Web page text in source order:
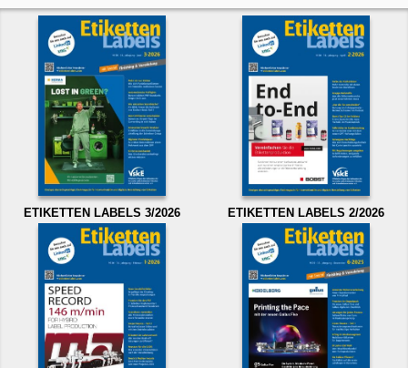
ETIKETTEN LABELS 3/2026 ETIKETTEN LABELS 2/2026